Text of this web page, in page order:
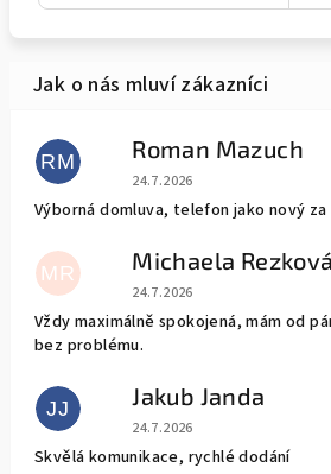
RM Roman Mazuch
Hodnocení obchodu je 5 z
24.7.2026
Výborná domluva, telefon jako nový za
MR Michaela Rezková
Hodnocení obchodu je 5 z
24.7.2026
Vždy maximálně spokojená, mám od
bez problému.
JJ Jakub Janda
Hodnocení obchodu je 5 z
24.7.2026
Skvělá komunikace, rychlé dodání